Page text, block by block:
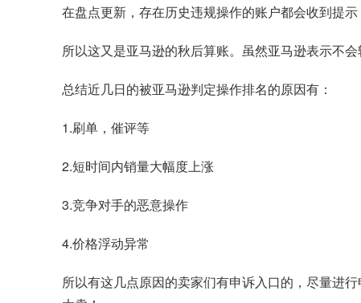
在盘点更新，存在历史违规操作的账户都会收到提
所以这又是亚马逊的秋后算账。虽然亚马逊表示不
总结近几日的被亚马逊判定操作排名的原因有：
1.刷单，催评等
2.短时间内销量大幅度上涨
3.竞争对手的恶意操作
4.价格浮动异常
所以有这几点原因的卖家们有申诉入口的，尽量进